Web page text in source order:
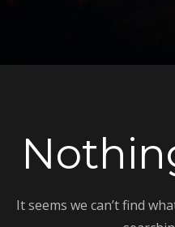
It seems we can’t find